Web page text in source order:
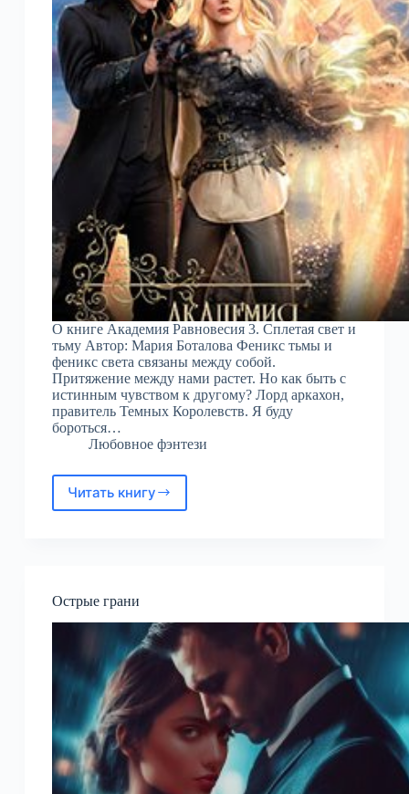
О книге Академия Равновесия 3. Сплетая свет и
тьму Автор: Мария Боталова Феникс тьмы и
феникс света связаны между собой.
Притяжение между нами растет. Но как быть с
истинным чувством к другому? Лорд аркахон,
правитель Темных Королевств. Я буду
бороться…
Любовное фэнтези
Читать книгу
Академия
Равновесия
тьму
Острые грани